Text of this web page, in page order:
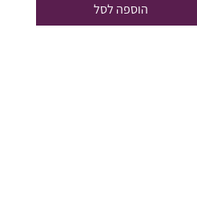
₪1,999.00.הוספה לסל